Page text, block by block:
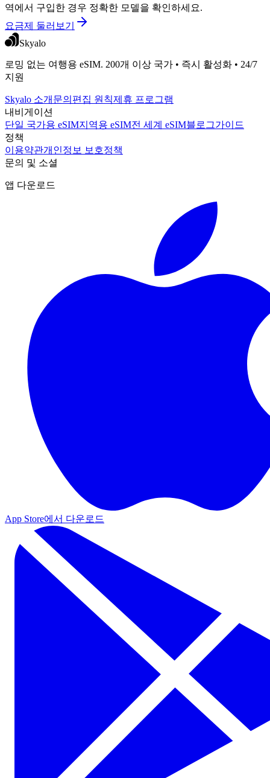
역에서 구입한 경우 정확한 모델을 확인하세요.
요금제 둘러보기
Skyalo
로밍 없는 여행용 eSIM. 200개 이상 국가 • 즉시 활성화 • 24/7
지원
Skyalo 소개 문의 편집 원칙제휴 프로그램
내비게이션
단일 국가용 eSIM지역용 eSIM전 세계 eSIM블로그가이드
정책
이용약관개인정보 보호정책
문의 및 소셜
앱 다운로드
App Store에서 다운로드